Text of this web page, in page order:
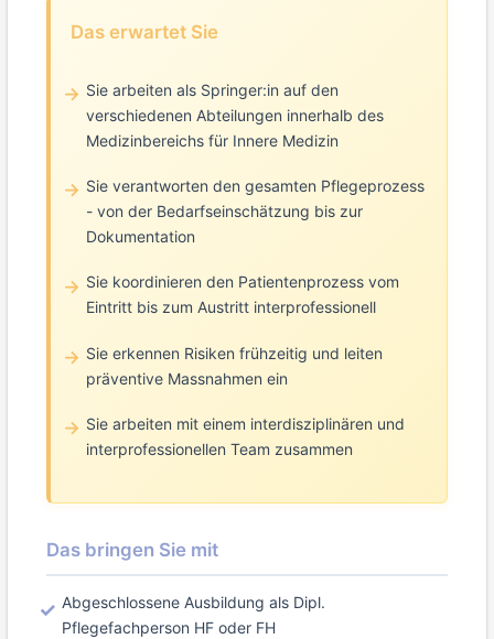
Das erwartet Sie
Sie arbeiten als Springer:in auf den
verschiedenen Abteilungen innerhalb des
Medizinbereichs für Innere Medizin
Sie verantworten den gesamten Pflegeprozess
- von der Bedarfseinschätzung bis zur
Dokumentation
Sie koordinieren den Patientenprozess vom
Eintritt bis zum Austritt interprofessionell
Sie erkennen Risiken frühzeitig und leiten
präventive Massnahmen ein
Sie arbeiten mit einem interdisziplinären und
interprofessionellen Team zusammen
Das bringen Sie mit
Abgeschlossene Ausbildung als Dipl.
Pflegefachperson HF oder FH